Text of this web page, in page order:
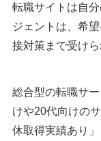
転職サイトは自
ジェントは、希
接対策まで受けら
総合型の転職サ
けや20代向けの
休取得実績あり